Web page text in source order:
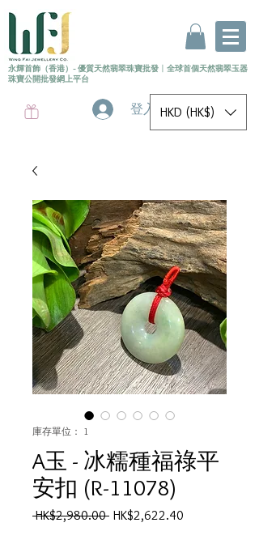
永輝首飾（香港）- 優質天然翡翠珠寶批發 〡 全球首個天然翡翠玉器
珠寶公開批發網上平台
登入 HKD (HK$)
庫存單位： 1
A玉 - 冰糯種福祿平
安扣 (R-11078)
HK$2,980.00 一HK$2,622.40